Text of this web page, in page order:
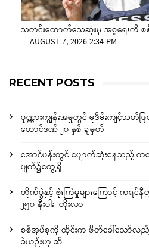
သတင်းထောက်သေဆုံးမှု အစ္စရေးကို စ
—AUGUST 7, 2026 2:34 PM
RECENT POSTS
ပုဏ္ဏားကျွန်းအမှုတွင် မုဒိမ်းကျင့်သ
ထောင်ဒဏ် ၂၀ နှစ် ချမှတ်
အောင်ပန်းတွင် ပျောက်ဆုံးနေသည့်
ပျက်၌တွေ့ရှိ
တိုက်ပွဲနှင့် ဗုံးကြဲမှုများကြောင့် ကရင်
၂၅၀ နီးပါး တိုးလာ
စစ်အုပ်စုကို ထိုင်းက ဖိတ်ခေါ်သော်
ခဲယဉ်းဟု ဆို